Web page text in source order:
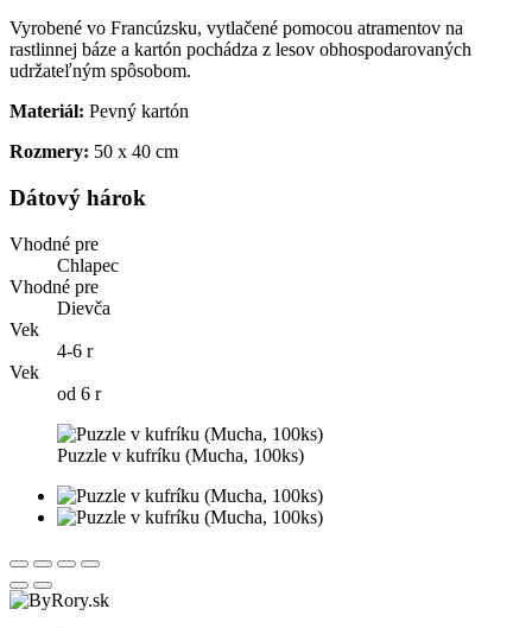
Vyrobené vo Francúzsku, vytlačené pomocou atramentov na
rastlinnej báze a kartón pochádza z lesov obhospodarovaných
udržateľným spôsobom.
Materiál: Pevný kartón
Rozmery: 50 x 40 cm
Dátový hárok
Vhodné pre
Chlapec
Vhodné pre
Dievča
Vek
4-6 r
Vek
od 6 r
Puzzle v kufríku (Mucha, 100ks)